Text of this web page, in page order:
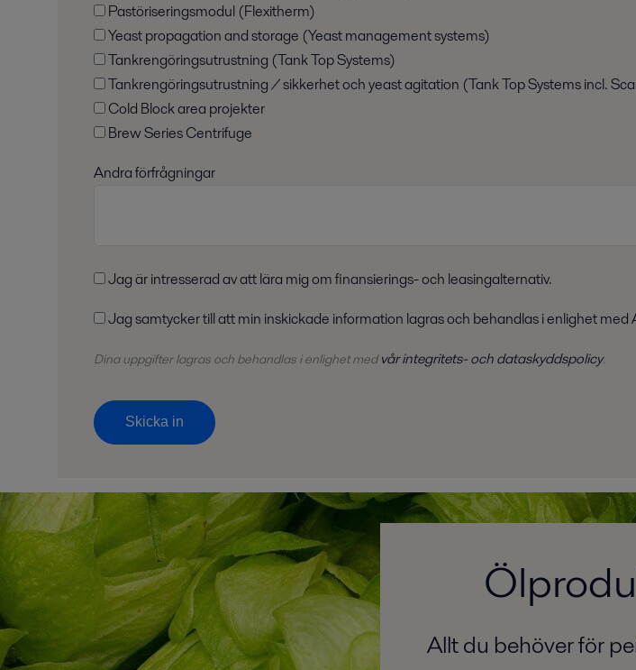
Pastöriseringsmodul (Flexitherm)
Yeast propagation and storage (Yeast management systems)
Tankrengöringsutrustning (Tank Top Systems)
Tankrengöringsutrustning / sikkerhet och yeast agitation (Tank Top Systems incl.
Cold Block area projekter
Brew Series Centrifuge
Andra förfrågningar
Jag är intresserad av att lära mig om finansierings- och leasingalternativ.
Jag samtycker till att min inskickade information lagras och behandlas i enlighet
Dina uppgifter lagras och behandlas i enlighet medvår integritets- och dataskyddspolicy.
Skicka in
Allt du behöver för